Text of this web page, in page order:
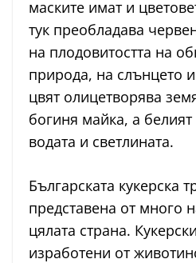
маските имат и
тук преобладава
на плодовитостта на
природа, на слънцето
цвят олицетворява
богиня майка, а
водата и светлината.
Българската кукерска
представена от много
цялата страна.
изработени от